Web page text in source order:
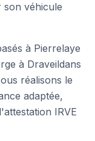
véhicule
à Pierrelaye
à Draveildans
réalisons le
adaptée,
IRVE